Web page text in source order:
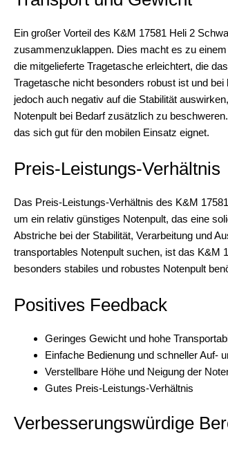
Ein großer Vorteil des K&M 17581 Heli 2
zusammenzuklappen. Dies macht es zu
die mitgelieferte Tragetasche erleichtert, die
Tragetasche nicht besonders robust ist und
jedoch auch negativ auf die Stabilität
Notenpult bei Bedarf zusätzlich zu
das sich gut für den mobilen Einsatz eignet.
Preis-Leistungs-Verhältnis
Das Preis-Leistungs-Verhältnis des K&M
um ein relativ günstiges Notenpult, das eine
Abstriche bei der Stabilität, Verarbeitung und
transportables Notenpult suchen, ist das K&M
besonders stabiles und robustes Notenpult
Positives Feedback
Geringes Gewicht und hohe
Einfache Bedienung und schneller Auf-
Verstellbare Höhe und Neigung der
Gutes Preis-Leistungs-Verhältnis
Verbesserungswürdige